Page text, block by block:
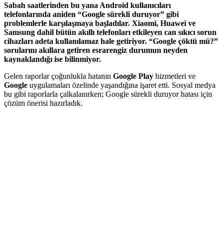
Sabah saatlerinden bu yana Android kullanıcıları
telefonlarında aniden “Google sürekli duruyor” gibi
problemlerle karşılaşmaya başladılar. Xiaomi, Huawei ve
Samsung dahil bütün akıllı telefonları etkileyen can sıkıcı sorun
cihazları adeta kullanılamaz hale getiriyor. “Google çöktü mü?”
sorularını akıllara getiren esrarengiz durumun neyden
kaynaklandığı ise bilinmiyor.
Gelen raporlar çoğunlukla hatanın Google Play hizmetleri ve
Google uygulamaları özelinde yaşandığına işaret etti. Sosyal medya
bu gibi raporlarla çalkalanırken; Google sürekli duruyor hatası için
çözüm önerisi hazırladık.